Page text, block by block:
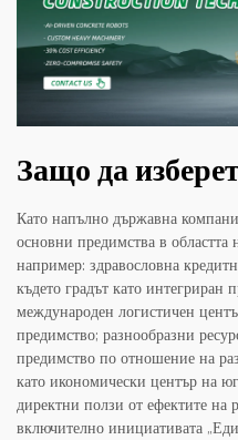
Защо да
Като напълно държавна
основни предимства в областта
например: здравословна
където градът като интегриран
международен логистичен
предимство; разнообразни
предимство по отношение на
като икономически център на
директни ползи от ефектите на
включително инициативата